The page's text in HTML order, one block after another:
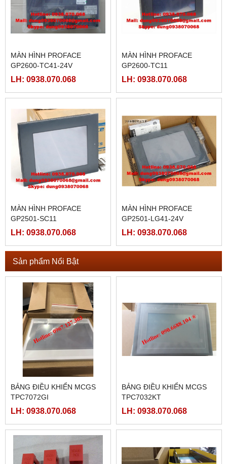
MÀN HÌNH PROFACE
GP2600-TC41-24V
LH: 0938.070.068
MÀN HÌNH PROFACE
GP2600-TC11
LH: 0938.070.068
MÀN HÌNH PROFACE
GP2501-SC11
LH: 0938.070.068
MÀN HÌNH PROFACE
GP2501-LG41-24V
LH: 0938.070.068
Sản phẩm Nổi Bật
BẢNG ĐIỀU KHIỂN MCGS
TPC7072GI
LH: 0938.070.068
BẢNG ĐIỀU KHIỂN MCGS
TPC7032KT
LH: 0938.070.068